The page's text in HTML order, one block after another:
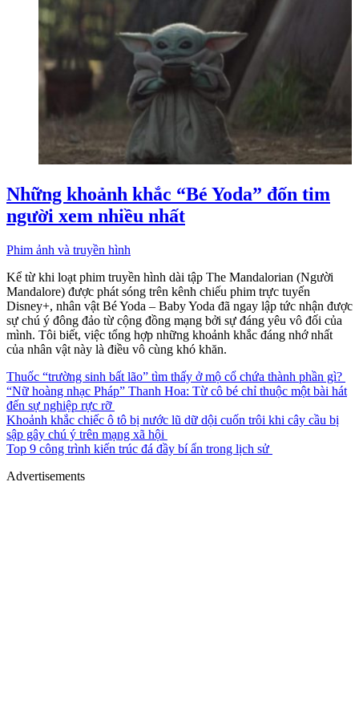
Những khoảnh khắc “Bé Yoda” đốn tim
người xem nhiều nhất
Phim ảnh và truyền hình
Kể từ khi loạt phim truyền hình dài tập The Mandalorian (Người
Mandalore) được phát sóng trên kênh chiếu phim trực tuyến
Disney+, nhân vật Bé Yoda – Baby Yoda đã ngay lập tức nhận được
sự chú ý đông đảo từ cộng đồng mạng bởi sự đáng yêu vô đối của
mình. Tôi biết, việc tổng hợp những khoảnh khắc đáng nhớ nhất
của nhân vật này là điều vô cùng khó khăn.
Thuốc “trường sinh bất lão” tìm thấy ở mộ cổ chứa thành phần gì?
“Nữ hoàng nhạc Pháp” Thanh Hoa: Từ cô bé chỉ thuộc một bài hát
đến sự nghiệp rực rỡ
Khoảnh khắc chiếc ô tô bị nước lũ dữ dội cuốn trôi khi cây cầu bị
sập gây chú ý trên mạng xã hội
Top 9 công trình kiến trúc đá đầy bí ẩn trong lịch sử
Advertisements